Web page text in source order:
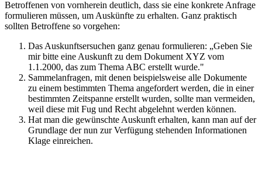
Betroffenen von vornherein deutlich, dass sie eine konkrete Anfrage
formulieren müssen, um Auskünfte zu erhalten. Ganz praktisch
sollten Betroffene so vorgehen:
Das Auskunftsersuchen ganz genau formulieren: „Geben Sie
mir bitte eine Auskunft zu dem Dokument XYZ vom
1.1.2000, das zum Thema ABC erstellt wurde."
Sammelanfragen, mit denen beispielsweise alle Dokumente
zu einem bestimmten Thema angefordert werden, die in einer
bestimmten Zeitspanne erstellt wurden, sollte man vermeiden,
weil diese mit Fug und Recht abgelehnt werden können.
Hat man die gewünschte Auskunft erhalten, kann man auf der
Grundlage der nun zur Verfügung stehenden Informationen
Klage einreichen.